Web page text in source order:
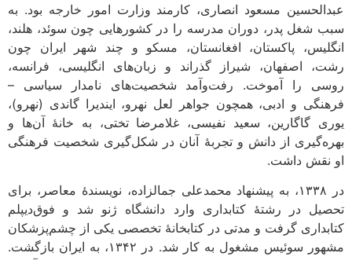
عبدالحسین مسعود انصاری، کارمند وزارت امور خارجه بود. به
سبب شغل پدر، دوران مدرسه را در کشورهایی چون سوئد، هلند،
انگلیس، پاکستان، افغانستان، مسکو و چند شهر ایران چون
رشت، اصفهان، شیراز گذراند و زبان‌های انگلیسی، فرانسه،
روسی را آموخت. رفت‌وآمد شخصیت‌های نامدار سیاسی –
فرهنگی و ادبی، همچون جواهر لعل نهرو، ایندیرا گاندی (نهرو)،
یوری گاگارین، سعید نفیسی، غلامرضا تختی، به خانۀ آن‌ها و
بهره‌گیری از دانش و تجربۀ آنان در شکل‌گیری شخصیت فرهنگی
او نقش داشت.
در ۱۳۳۸، به پیشنهاد محمدعلی جمالزاده، نویسندۀ معاصر، برای
تحصیل در رشتۀ کتابداری وارد دانشگاه ژنو شد و فوق‌دیپلم
کتابداری گرفت و مدتی در کتابخانۀ تخصصی یکی از چشم‌پزشکان
مشهور سوئیس مشغول به کار شد. در ۱۳۴۲، به ایران بازگشت.